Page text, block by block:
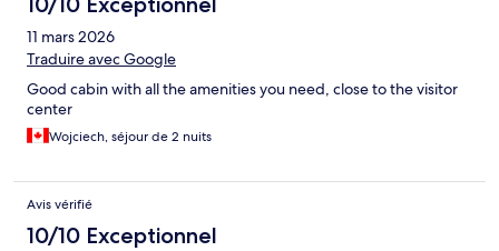
11 mars 2026
Traduire avec Google
Good cabin with all the amenities you need, close to the visitor
center
Wojciech, séjour de 2 nuits
Avis vérifié
10/10 Exceptionnel